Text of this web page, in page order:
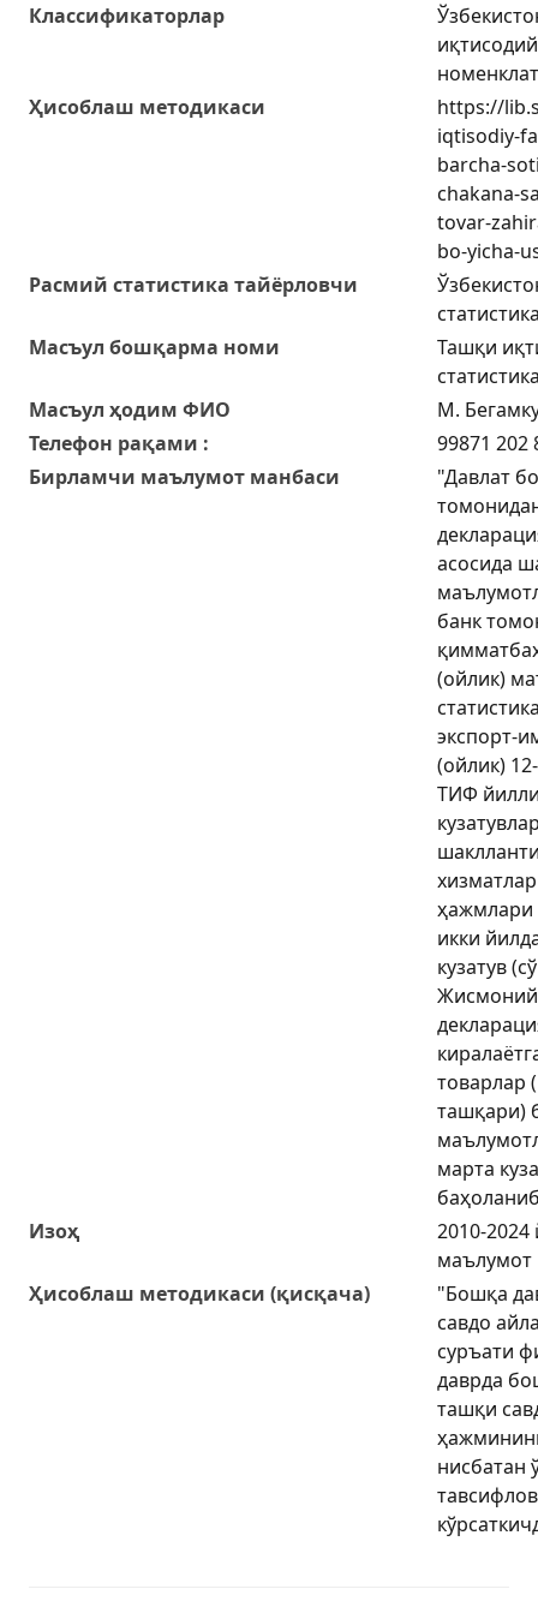
Классификаторлар
Ҳисоблаш методикаси
https://
iqtisodiy-
barcha-
chakana-
tovar-
bo-yicha-
Расмий статистика тайёрловчи
Масъул бошқарма номи
Ташқи
Масъул ҳодим ФИО
М.
Телефон рақами :
99871 202
Бирламчи маълумот манбаси
"Давлат
асосида
банк
(ойлик)
экспорт-
(ойлик)
ТИФ
ҳажмлари
икки
кузатув
товарлар
ташқари)
марта
Изоҳ
2010-2024
маълумот
Ҳисоблаш методикаси (қисқача)
"Бошқа
савдо
суръати
даврда
ташқи
нисбатан